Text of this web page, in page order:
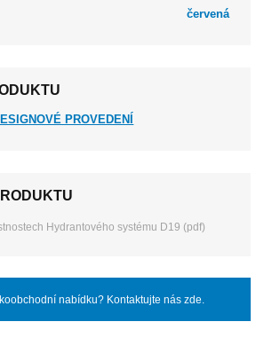
červená
PROVEDENÍ
Hydrantového systému D19 (pdf)
nabídku? Kontaktujte nás zde.